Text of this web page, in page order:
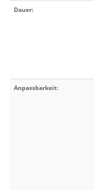
Dauer:
Anpassbarkeit: